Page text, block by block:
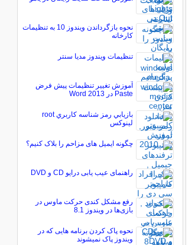
نحوه بازگرداندن ویندوز 10 به تنظیمات
کارخانه
تنظيمات ويندوز مديا سنتر
آموزش تغییر تنظیمات پیش فرض
Paste در Word 2013
بازيابي رمز شناسه كاربري root
لینوکس
چگونه ایمیل های مزاحم را بلاک کنیم؟
راهنمای عيب يابی درایو CD و DVD
رفع مشکل کندی حرکت ماوس در
بازی‌ها در ویندوز 8.1
نحوه پاک کردن برنامه هایی که در
ویندوز پاک نمیشوند